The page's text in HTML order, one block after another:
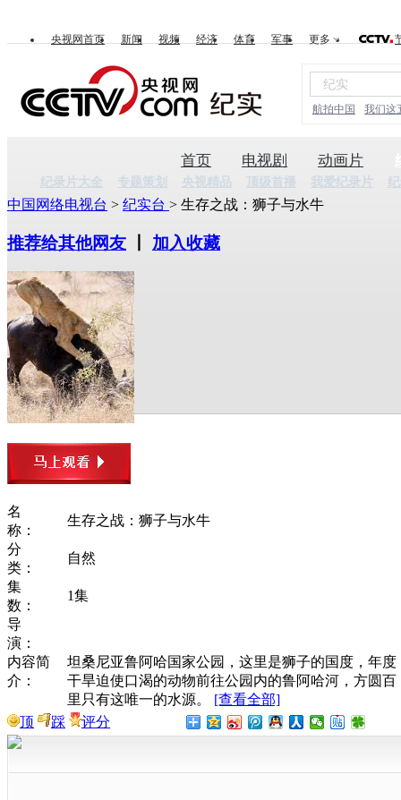
央视网首页 新闻 视频 经济 体育 军事 更多
航拍中国 我们这
首页 电视剧 动画片
纪录片大全 专题策划 央视精品 顶级首播 我爱纪录片
中国网络电视台 > 纪实台 > 生存之战：狮子与水牛
推荐给其他网友 加入收藏
名
称：
生存之战：狮子与水牛
分
类：
自然
集
数：
1集
导
演：
内容简
介：
坦桑尼亚鲁阿哈国家公园，这里是狮子的国度，年度
干旱迫使口渴的动物前往公园内的鲁阿哈河，方圆百
里只有这唯一的水源。
[查看全部]
顶
踩 评分